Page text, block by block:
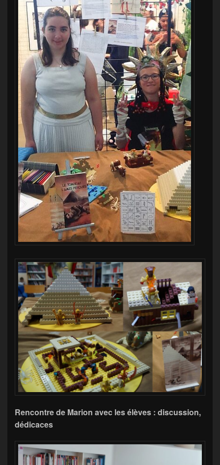
Rencontre de Marion avec les élèves : discussion,
dédicaces